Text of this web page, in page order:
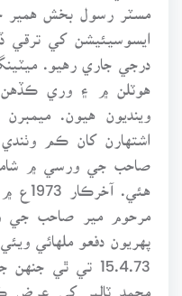
مسٽر رسول بخش همير
ايسوسيئيشن کي ترقي
درجي جاري رهيو.
هوٽلن ۾ ۽ وري ڪڏهن
وينديون هيون. ميمبرن
اشتهارن کان ڪم
صاحب جي ورسي ۾
هئي.
مرحوم مير صاحب جي
پهريون دفعو ملهائي
15.4.73 تي ٿي
محمد ٽالپر کي عرض